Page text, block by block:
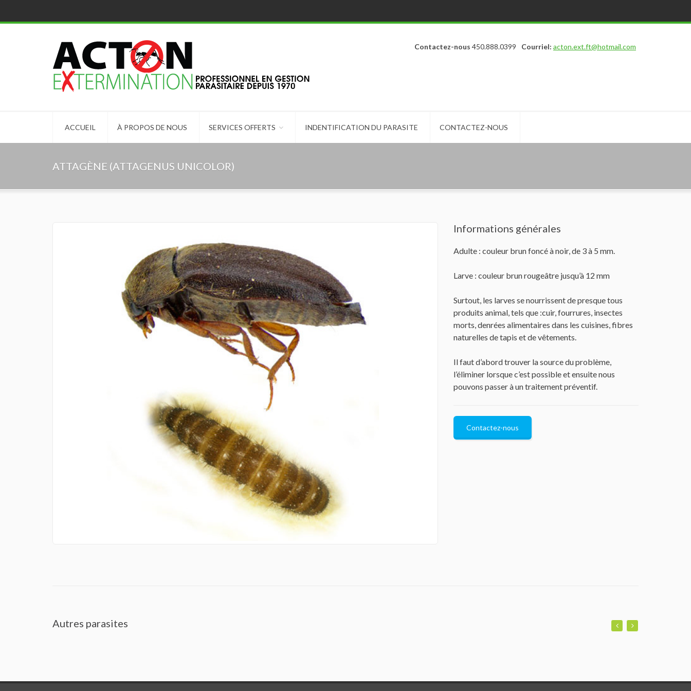
Contactez-nous 450.888.0399 Courriel: acton.ext.ft@hotmail.com
ACCUEIL À PROPOS DE NOUS SERVICES OFFERTS INDENTIFICATION DU PARASITE CONTACTEZ-NOUS
ATTAGÈNE (ATTAGENUS UNICOLOR)
Informations générales
Adulte : couleur brun foncé à noir, de 3 à 5 mm.
Larve : couleur brun rougeâtre jusqu’à 12 mm
Surtout, les larves se nourrissent de presque tous
produits animal, tels que :cuir, fourrures, insectes
morts, denrées alimentaires dans les cuisines, fibres
naturelles de tapis et de vêtements.
Il faut d’abord trouver la source du problème,
l’éliminer lorsque c’est possible et ensuite nous
pouvons passer à un traitement préventif.
Contactez-nous
Autres parasites